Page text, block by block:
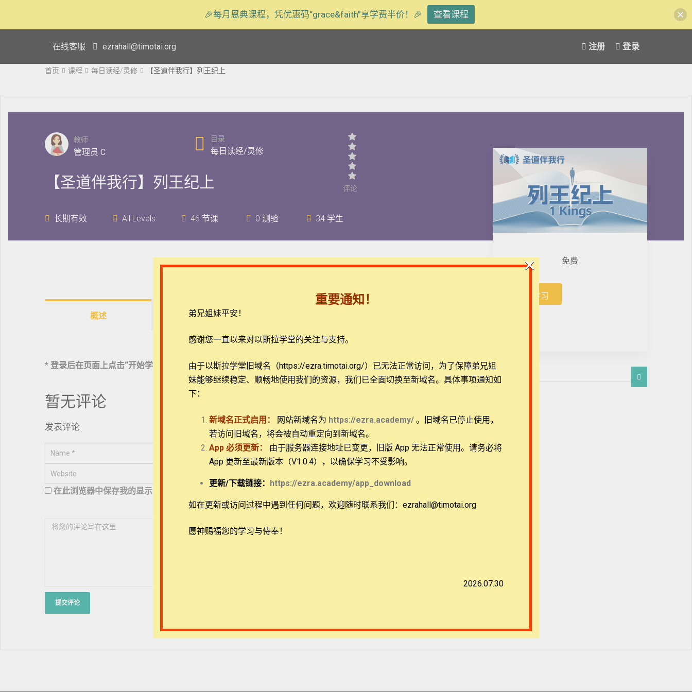
在线客服 ezrahall@timotai.org 注册 登录
首页 课程 每日读经/灵修 【圣道伴我行】列王纪上
教师
管理员 C
目录
每日读经/灵修
评论
【圣道伴我行】列王纪上
长期有效 All Levels 46 节课 0 测验 34 学生
概述 课程
* 登录后在页面上点击“开始学习”按钮免费选课，未注册请先注册
暂无评论
发表评论
在此浏览器中保存我的显示名称、邮箱地址和网站地址，以便下次评论时使用。
免费
开始学习
重要通知！
弟兄姐妹平安！
感谢您一直以来对以斯拉学堂的关注与支持。
由于以斯拉学堂旧域名（https://ezra.timotai.org/）已无法正常访问， 为了保障弟兄姐
妹能够继续稳定、顺畅地使用我们的资源，我们已全面切换至新域名。具体事项通知如
下：
新域名正式启用： 网站新域名为 https://ezra.academy/ 。旧域名已停止使用，
若访问旧域名，将会被自动重定向到新域名。
App 必须更新：
由于服务器连接地址已变更，旧版 App 无法正常使用。请务必将
App 更新至最新版本（V1.0.4），以确保学习不受影响。
更新/下载链接： https://ezra.academy/app_download
如在更新或访问过程中遇到任何问题，欢迎随时联系我们：ezrahall@timotai.org
愿神赐福您的学习与侍奉！
2026.07.30
×
🎉每月恩典课程，凭优惠码“grace&faith”享学费半价！🎉 查看课程